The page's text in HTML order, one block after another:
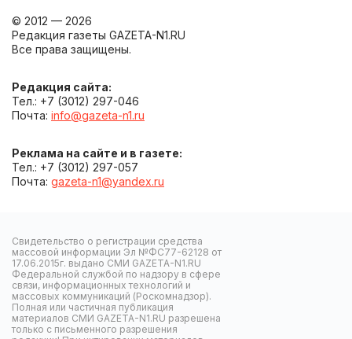
© 2012 — 2026
Редакция газеты GAZETA-N1.RU
Все права защищены.
Редакция сайта:
Тел.: +7 (3012) 297-046
Почта: info@gazeta-n1.ru
Реклама на сайте и в газете:
Тел.: +7 (3012) 297-057
Почта: gazeta-n1@yandex.ru
Свидетельство о регистрации средства
массовой информации Эл №ФС77-62128 от
17.06.2015г. выдано СМИ GAZETA-N1.RU
Федеральной службой по надзору в сфере
связи, информационных технологий и
массовых коммуникаций (Роскомнадзор).
Полная или частичная публикация
материалов СМИ GAZETA-N1.RU разрешена
только с письменного разрешения